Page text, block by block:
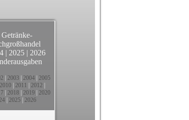
Getränke-
| 2025 | 2026
2003 2004 2005
2010 2011 2012
2018 2019 2020
| 2025| 2026